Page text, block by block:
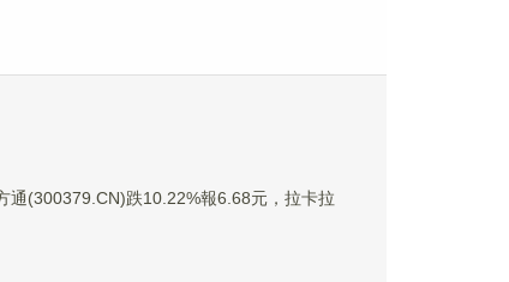
通(300379.CN)跌10.22%報6.68元，拉卡拉